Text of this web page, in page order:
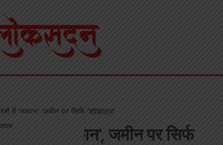
में ‘मकान’, जमीन पर सिर्फ ‘शौचालय’
में ‘मकान’, जमीन पर सिर्फ